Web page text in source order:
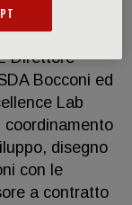
di programmi
ed enti a
Direttore
Bocconi ed
Lab
coordinamento
disegno
con le
a contratto